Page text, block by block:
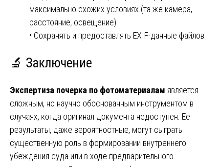
максимально схожих условиях (та же камера,
расстояние, освещение).
• Сохранять и предоставлять EXIF-данные файлов.
🔬 Заключение
Экспертиза почерка по фотоматериалам является
сложным, но научно обоснованным инструментом в
случаях, когда оригинал документа недоступен. Её
результаты, даже вероятностные, могут сыграть
существенную роль в формировании внутреннего
убеждения суда или в ходе предварительного